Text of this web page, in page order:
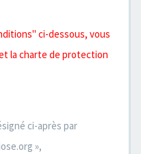
ci-dessous, vous
la charte de protection
ci-après par
»,